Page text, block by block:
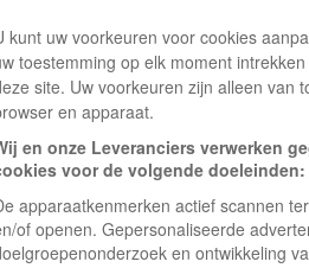
Wat is mijn
Loopt mijn
Kan ik een
kunt uw voorkeuren voor cookies
toestemming op elk moment
site. Uw voorkeuren zijn alleen van
en apparaat.
en onze Leveranciers verwerken
voor de volgende doeleinden:
apparaatkenmerken actief scannen
of openen. Gepersonaliseerde
en ontwikkeling